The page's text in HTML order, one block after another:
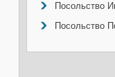
Посольство
Посольство